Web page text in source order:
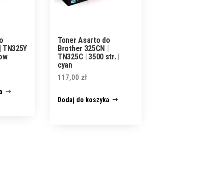
TN325Y
Toner Asarto do
Brother 325CN |
TN325C | 3500 str. |
cyan
117,00 zł
Dodaj do koszyka